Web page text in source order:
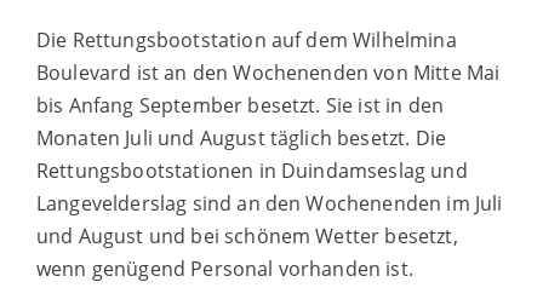
Die Rettungsbootstation auf dem Wilhelmina
Boulevard ist an den Wochenenden von Mitte Mai
bis Anfang September besetzt. Sie ist in den
Monaten Juli und August täglich besetzt. Die
Rettungsbootstationen in Duindamseslag und
Langevelderslag sind an den Wochenenden im Juli
und August und bei schönem Wetter besetzt,
wenn genügend Personal vorhanden ist.